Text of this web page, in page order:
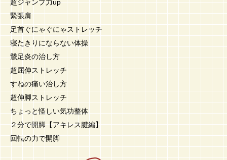
超ジャンプ力up
緊張肩
足首ぐにゃぐにゃストレッチ
寝たきりにならない体操
鵞足炎の治し方
超屈伸ストレッチ
すねの痛い治し方
超伸脚ストレッチ
ちょっと怪しい気功整体
２分で開脚【アキレス腱編】
回転の力で開脚